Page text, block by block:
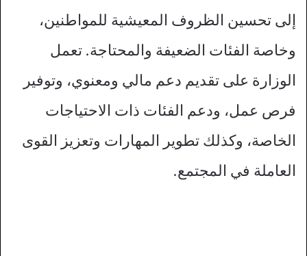
إلى تحسين الظروف المعيشية للمواطنين،
وخاصة الفئات الضعيفة والمحتاجة. تعمل
الوزارة على تقديم دعم مالي ومعنوي، وتوفير
فرص عمل، ودعم الفئات ذات الاحتياجات
الخاصة، وكذلك تطوير المهارات وتعزيز القوى
العاملة في المجتمع.